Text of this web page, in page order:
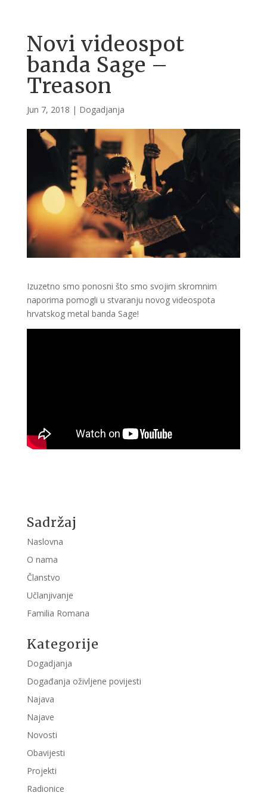
Novi videospot
banda Sage –
Treason
Jun 7, 2018 | Dogadjanja
Izuzetno smo ponosni što smo svojim skromnim
naporima pomogli u stvaranju novog videospota
hrvatskog metal banda Sage!
Sadržaj
Naslovna
O nama
Članstvo
Učlanjivanje
Familia Romana
Kategorije
Dogadjanja
Događanja oživljene povijesti
Najava
Najave
Novosti
Obavijesti
Projekti
Radionice